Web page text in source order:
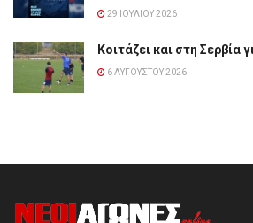
29 ΙΟΥΛΊΟΥ 2026
Κοιτάζει και στη Σερβία
6 ΑΥΓΟΎΣΤΟΥ 2026